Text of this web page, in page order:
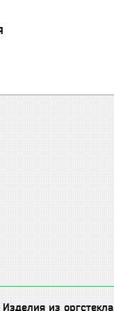
Изделия из оргстекла